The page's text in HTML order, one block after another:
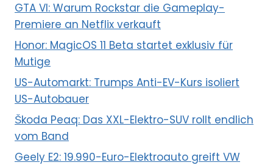
GTA VI: Warum Rockstar die Gameplay-
Premiere an Netflix verkauft
Honor: MagicOS 11 Beta startet exklusiv für
Mutige
US-Automarkt: Trumps Anti-EV-Kurs isoliert
US-Autobauer
Škoda Peaq: Das XXL-Elektro-SUV rollt endlich
vom Band
Geely E2: 19.990-Euro-Elektroauto greift VW